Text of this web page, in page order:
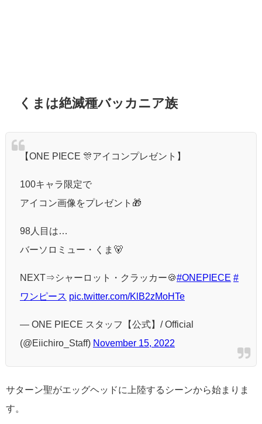
くまは絶滅種バッカニア族
【ONE PIECE 🎊アイコンプレゼント】
100キャラ限定で
アイコン画像をプレゼント🎁
98人目は…
バーソロミュー・くま🐻
NEXT⇒シャーロット・クラッカー🍪#ONEPIECE #
ワンピース pic.twitter.com/KlB2zMoHTe
— ONE PIECE スタッフ【公式】/ Official
(@Eiichiro_Staff) November 15, 2022
サターン聖がエッグヘッドに上陸するシーンから始まりま
す。